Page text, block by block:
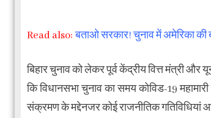
Read also:बताओ सरकार! चुनाव में अमेरिका की
बिहार चुनाव को लेकर पूर्व केंद्रीय वित्त मंत्री
कि विधानसभा चुनाव का समय कोविड-19
संक्रमण के मद्देनजर कोई राजनीतिक गतिविधियां